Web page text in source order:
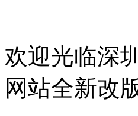
欢迎光临
网站全新改